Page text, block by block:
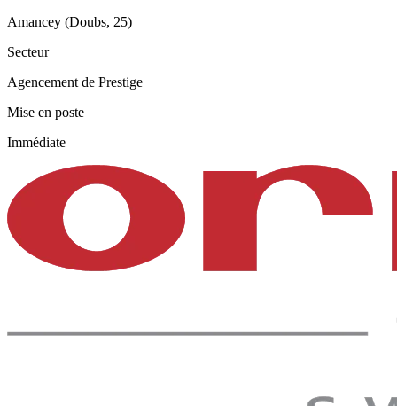
Amancey (Doubs, 25)
Secteur
Agencement de Prestige
Mise en poste
Immédiate